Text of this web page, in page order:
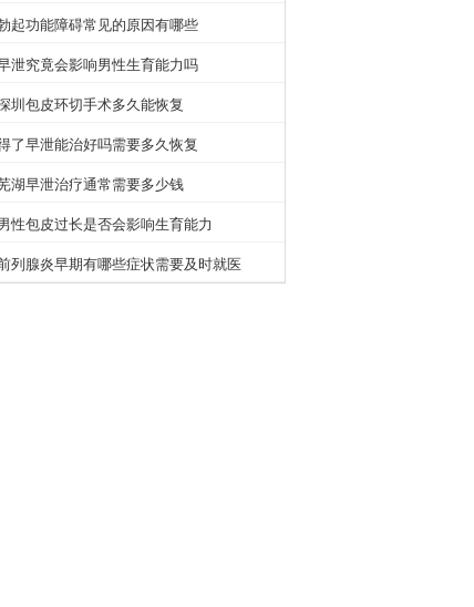
起功能障碍常见的原因有哪些
泄究竟会影响男性生育能力吗
圳包皮环切手术多久能恢复
了早泄能治好吗需要多久恢复
湖早泄治疗通常需要多少钱
性包皮过长是否会影响生育能力
列腺炎早期有哪些症状需要及时就医